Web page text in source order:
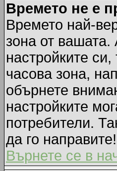
Времето не е
Времето най-
зона от
настройките
часова зона,
обърнете
настройките
потребители.
да го направите!
Върнете се в